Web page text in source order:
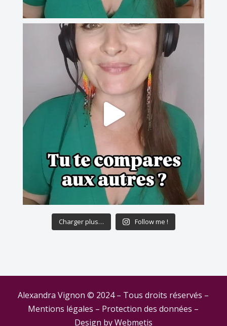
Charger plus… Follow me !
Alexandra Vignon © 2024 – Tous droits réservés –
Mentions légales – Protection des données –
Design byWebmetis